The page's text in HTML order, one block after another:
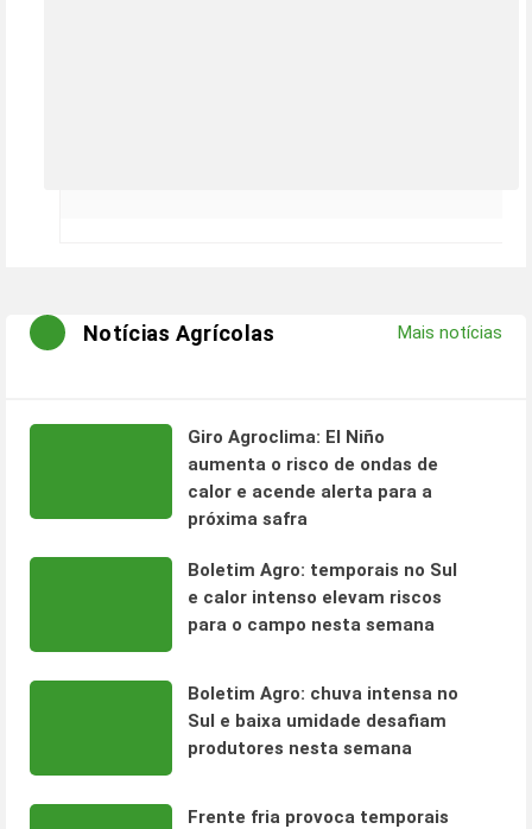
Notícias Agrícolas Mais notícias
Giro Agroclima: El Niño
aumenta o risco de ondas de
calor e acende alerta para a
próxima safra
Boletim Agro: temporais no Sul
e calor intenso elevam riscos
para o campo nesta semana
Boletim Agro: chuva intensa no
Sul e baixa umidade desafiam
produtores nesta semana
Frente fria provoca temporais